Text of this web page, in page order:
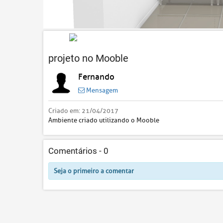
projeto no Mooble
Fernando
Mensagem
Criado em: 21/04/2017
Ambiente criado utilizando o Mooble
Comentários - 0
Seja o primeiro a comentar